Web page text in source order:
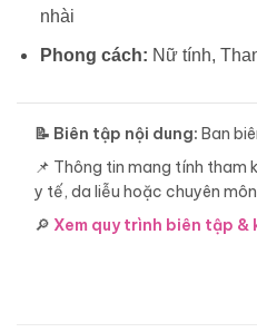
nhài
Phong cách: Nữ tính,
📝 Biên tập nội dung: Ban
📌 Thông tin mang tính tham
y tế, da liễu hoặc chuyên
🔎 Xem quy trình biên tập &